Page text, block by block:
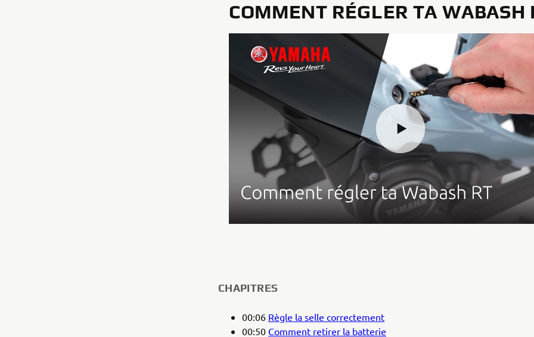
COMMENT RÉGLER TA WABASH
CHAPITRES
00:06 Règle la selle correctement
00:50 Comment retirer la batterie